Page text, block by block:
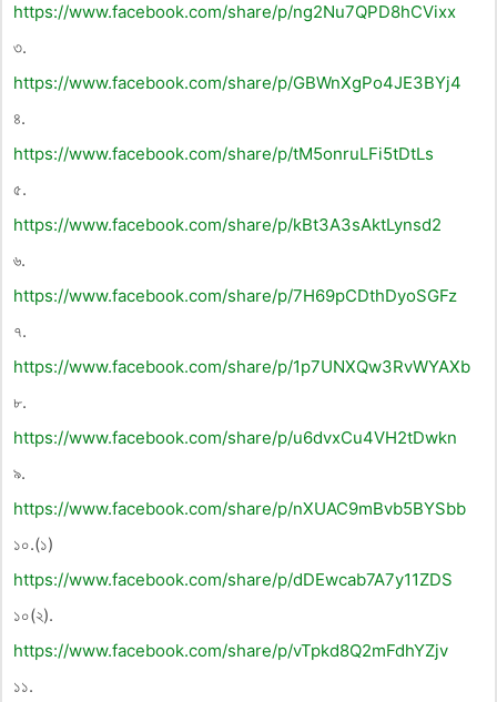
https://www.facebook.com/share/p/ng2Nu7QPD8hCVixx
৩.
https://www.facebook.com/share/p/GBWnXgPo4JE3BYj4
৪.
https://www.facebook.com/share/p/tM5onruLFi5tDtLs
৫.
https://www.facebook.com/share/p/kBt3A3sAktLynsd2
৬.
https://www.facebook.com/share/p/7H69pCDthDyoSGFz
৭.
https://www.facebook.com/share/p/1p7UNXQw3RvWYAXb
৮.
https://www.facebook.com/share/p/u6dvxCu4VH2tDwkn
৯.
https://www.facebook.com/share/p/nXUAC9mBvb5BYSbb
১০.(১)
https://www.facebook.com/share/p/dDEwcab7A7y11ZDS
১০(২).
https://www.facebook.com/share/p/vTpkd8Q2mFdhYZjv
১১.